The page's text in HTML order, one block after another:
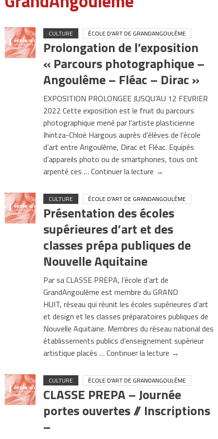
CULTURE ÉCOLE D'ART DE GRANDANGOULÊME
Prolongation de l’exposition
« Parcours photographique –
Angoulême – Fléac – Dirac »
EXPOSITION PROLONGEE JUSQU’AU 12 FEVRIER
2022 Cette exposition est le fruit du parcours
photographique mené par l’artiste plasticienne
Ihintza-Chloë Hargous auprès d’élèves de l’école
d’art entre Angoulême, Dirac et Fléac. Equipés
d’appareils photo ou de smartphones, tous ont
arpenté ces … Continuer la lecture →
CULTURE ÉCOLE D'ART DE GRANDANGOULÊME
Présentation des écoles
supérieures d’art et des
classes prépa publiques de
Nouvelle Aquitaine
Par sa CLASSE PREPA, l’école d’art de
GrandAngoulême est membre du GRAND
HUIT, réseau qui réunit les écoles supérieures d’art
et design et les classes préparatoires publiques de
Nouvelle Aquitaine. Membres du réseau national des
établissements publics d’enseignement supérieur
artistique placés … Continuer la lecture →
CULTURE ÉCOLE D'ART DE GRANDANGOULÊME
CLASSE PREPA – Journée
portes ouvertes // Inscriptions
–